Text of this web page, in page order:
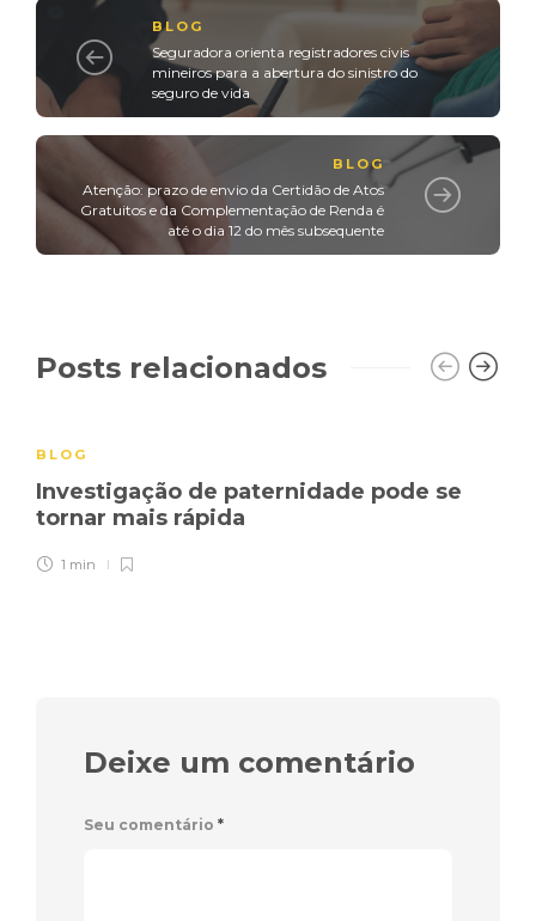
BLOG
Seguradora orienta registradores civis
mineiros para a abertura do sinistro do
seguro de vida
BLOG
Atenção: prazo de envio da Certidão de Atos
Gratuitos e da Complementação de Renda é
até o dia 12 do mês subsequente
Posts relacionados
BLOG
Investigação de paternidade pode se
tornar mais rápida
1 min
Deixe um comentário
Seu comentário *